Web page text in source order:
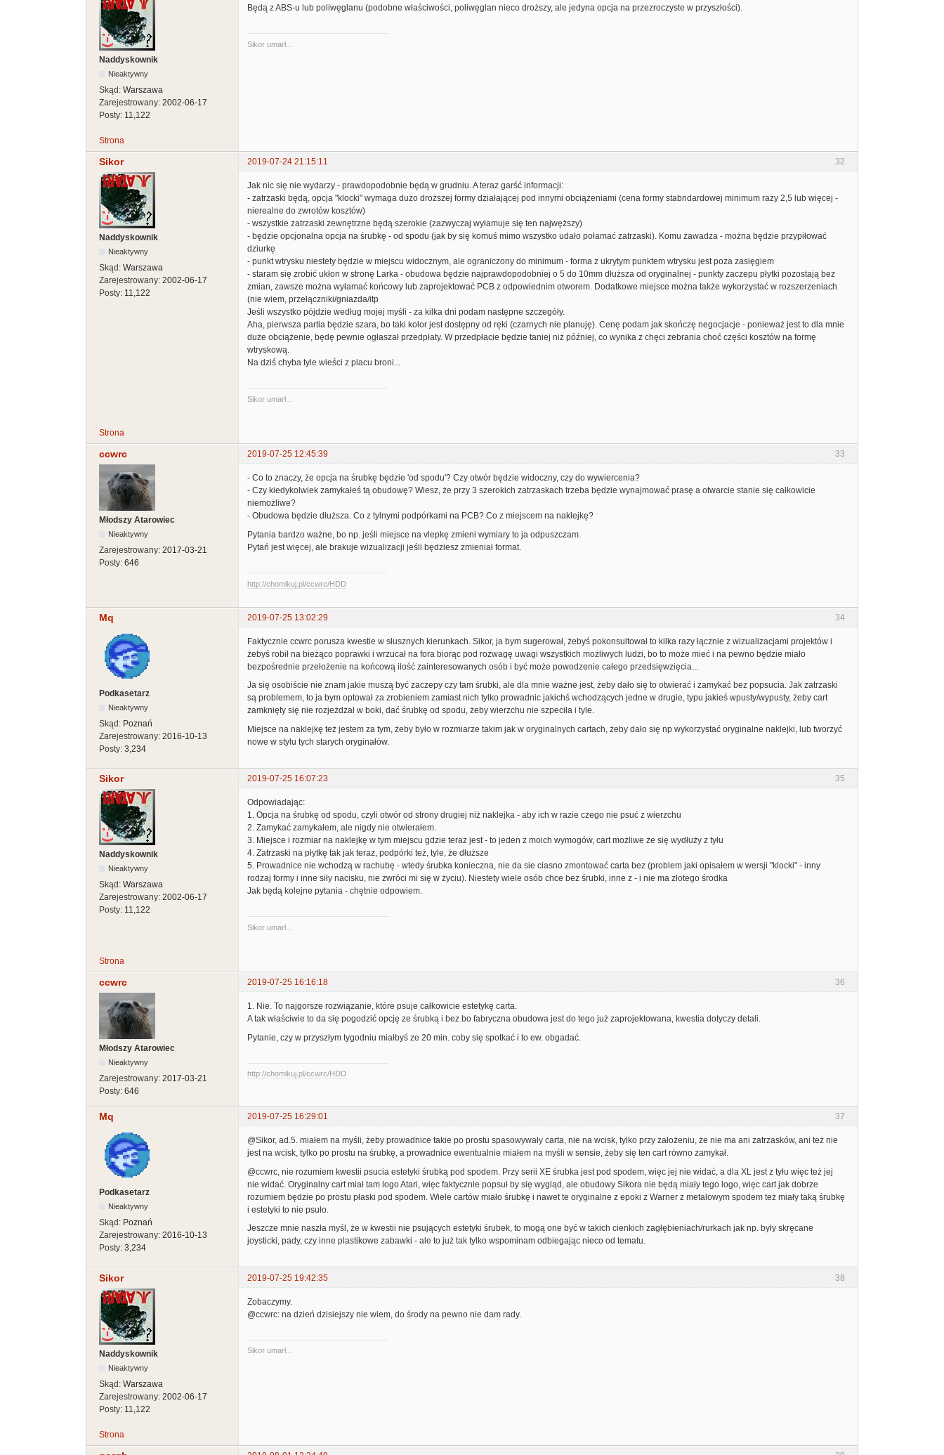
Naddyskownik
Nieaktywny
Skąd: Warszawa
Zarejestrowany: 2002-06-17
Posty: 11,122
Będą z ABS-u lub poliwęglanu (podobne właściwości, poliwęglan nieco droższy, ale jedyna opcja na przezroczyste w przyszłości).
Sikor umarł...
Strona
32
Sikor 2019-07-24 21:15:11
Naddyskownik
Nieaktywny
Skąd: Warszawa
Zarejestrowany: 2002-06-17
Posty: 11,122
Jak nic się nie wydarzy - prawdopodobnie będą w grudniu. A teraz garść informacji:
- zatrzaski będą, opcja "klocki" wymaga dużo droższej formy działającej pod innymi obciążeniami (cena formy stabndardowej minimum razy 2,5 lub więcej -
nierealne do zwrotów kosztów)
- wszystkie zatrzaski zewnętrzne będą szerokie (zazwyczaj wyłamuje się ten najwęższy)
- będzie opcjonalna opcja na śrubkę - od spodu (jak by się komuś mimo wszystko udało połamać zatrzaski). Komu zawadza - można będzie przypiłować
dziurkę
- punkt wtrysku niestety będzie w miejscu widocznym, ale ograniczony do minimum - forma z ukrytym punktem wtrysku jest poza zasięgiem
- staram się zrobić ukłon w stronę Larka - obudowa będzie najprawdopodobniej o 5 do 10mm dłuższa od oryginalnej - punkty zaczepu płytki pozostają bez
zmian, zawsze można wyłamać końcowy lub zaprojektować PCB z odpowiednim otworem. Dodatkowe miejsce można także wykorzystać w rozszerzeniach
(nie wiem, przełączniki/gniazda/itp
Jeśli wszystko pójdzie według mojej myśli - za kilka dni podam następne szczegóły.
Aha, pierwsza partia będzie szara, bo taki kolor jest dostępny od ręki (czarnych nie planuję). Cenę podam jak skończę negocjacje - ponieważ jest to dla mnie
duże obciążenie, będę pewnie ogłaszał przedpłaty. W przedpłacie będzie taniej niż później, co wynika z chęci zebrania choć części kosztów na formę
wtryskową.
Na dziś chyba tyle wieści z placu broni...
Sikor umarł...
Strona
33
ccwrc 2019-07-25 12:45:39
Młodszy Atarowiec
Nieaktywny
Zarejestrowany: 2017-03-21
Posty: 646
- Co to znaczy, że opcja na śrubkę będzie 'od spodu'? Czy otwór będzie widoczny, czy do wywiercenia?
- Czy kiedykolwiek zamykałeś tą obudowę? Wiesz, że przy 3 szerokich zatrzaskach trzeba będzie wynajmować prasę a otwarcie stanie się całkowicie
niemożliwe?
- Obudowa będzie dłuższa. Co z tylnymi podpórkami na PCB? Co z miejscem na naklejkę?
Pytania bardzo ważne, bo np. jeśli miejsce na vlepkę zmieni wymiary to ja odpuszczam.
Pytań jest więcej, ale brakuje wizualizacji jeśli będziesz zmieniał format.
http://chomikuj.pl/ccwrc/HDD
34
Mq 2019-07-25 13:02:29
Podkasetarz
Nieaktywny
Skąd: Poznań
Zarejestrowany: 2016-10-13
Posty: 3,234
Faktycznie ccwrc porusza kwestie w słusznych kierunkach. Sikor, ja bym sugerował, żebyś pokonsultował to kilka razy łącznie z wizualizacjami projektów i
żebyś robił na bieżąco poprawki i wrzucał na fora biorąc pod rozwagę uwagi wszystkich możliwych ludzi, bo to może mieć i na pewno będzie miało
bezpośrednie przełożenie na końcową ilość zainteresowanych osób i być może powodzenie całego przedsięwzięcia...
Ja się osobiście nie znam jakie muszą być zaczepy czy tam śrubki, ale dla mnie ważne jest, żeby dało się to otwierać i zamykać bez popsucia. Jak zatrzaski
są problemem, to ja bym optował za zrobieniem zamiast nich tylko prowadnic jakichś wchodzących jedne w drugie, typu jakieś wpusty/wypusty, żeby cart
zamknięty się nie rozjeżdżał w boki, dać śrubkę od spodu, żeby wierzchu nie szpeciła i tyle.
Miejsce na naklejkę też jestem za tym, żeby było w rozmiarze takim jak w oryginalnych cartach, żeby dało się np wykorzystać oryginalne naklejki, lub tworzyć
nowe w stylu tych starych oryginałów.
35
Sikor 2019-07-25 16:07:23
Naddyskownik
Nieaktywny
Skąd: Warszawa
Zarejestrowany: 2002-06-17
Posty: 11,122
Odpowiadając:
1. Opcja na śrubkę od spodu, czyli otwór od strony drugiej niż naklejka - aby ich w razie czego nie psuć z wierzchu
2. Zamykać zamykałem, ale nigdy nie otwierałem.
3. Miejsce i rozmiar na naklejkę w tym miejscu gdzie teraz jest - to jeden z moich wymogów, cart możliwe że się wydłuży z tyłu
4. Zatrzaski na płytkę tak jak teraz, podpórki też, tyle, że dłuższe
5. Prowadnice nie wchodzą w rachubę - wtedy śrubka konieczna, nie da sie ciasno zmontować carta bez (problem jaki opisałem w wersji "klocki" - inny
rodzaj formy i inne siły nacisku, nie zwróci mi się w życiu). Niestety wiele osób chce bez śrubki, inne z - i nie ma złotego środka
Jak będą kolejne pytania - chętnie odpowiem.
Sikor umarł...
Strona
36
ccwrc 2019-07-25 16:16:18
Młodszy Atarowiec
Nieaktywny
Zarejestrowany: 2017-03-21
Posty: 646
1. Nie. To najgorsze rozwiązanie, które psuje całkowicie estetykę carta.
A tak właściwie to da się pogodzić opcję ze śrubką i bez bo fabryczna obudowa jest do tego już zaprojektowana, kwestia dotyczy detali.
Pytanie, czy w przyszłym tygodniu miałbyś ze 20 min. coby się spotkać i to ew. obgadać.
http://chomikuj.pl/ccwrc/HDD
37
Mq 2019-07-25 16:29:01
Podkasetarz
Nieaktywny
Skąd: Poznań
Zarejestrowany: 2016-10-13
Posty: 3,234
@Sikor, ad.5. miałem na myśli, żeby prowadnice takie po prostu spasowywały carta, nie na wcisk, tylko przy założeniu, że nie ma ani zatrzasków, ani też nie
jest na wcisk, tylko po prostu na śrubkę, a prowadnice ewentualnie miałem na myśli w sensie, żeby się ten cart równo zamykał.
@ccwrc, nie rozumiem kwestii psucia estetyki śrubką pod spodem. Przy serii XE śrubka jest pod spodem, więc jej nie widać, a dla XL jest z tyłu więc też jej
nie widać. Oryginalny cart miał tam logo Atari, więc faktycznie popsuł by się wygląd, ale obudowy Sikora nie będą miały tego logo, więc cart jak dobrze
rozumiem będzie po prostu płaski pod spodem. Wiele cartów miało śrubkę i nawet te oryginalne z epoki z Warner z metalowym spodem też miały taką śrubkę
i estetyki to nie psuło.
Jeszcze mnie naszła myśl, że w kwestii nie psujących estetyki śrubek, to mogą one być w takich cienkich zagłębieniach/rurkach jak np. były skręcane
joysticki, pady, czy inne plastikowe zabawki - ale to już tak tylko wspominam odbiegając nieco od tematu.
38
Sikor 2019-07-25 19:42:35
Naddyskownik
Nieaktywny
Skąd: Warszawa
Zarejestrowany: 2002-06-17
Posty: 11,122
Zobaczymy.
@ccwrc: na dzień dzisiejszy nie wiem, do środy na pewno nie dam rady.
Sikor umarł...
Strona